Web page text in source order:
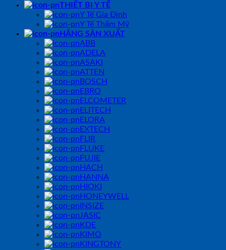
THIẾT BỊ Y TẾ
Y Tế Gia Đình
Y Tế Thẩm Mỹ
HÃNG SẢN XUẤT
ABB
ADELA
ASAKI
ATTEN
BOSCH
EBRO
ELCOMETER
ELITECH
ELORA
EXTECH
FLIR
FLUKE
FUJIE
HACH
HANNA
HIOKI
HONEYWELL
INSIZE
JASIC
KDE
KIMO
KINGTONY